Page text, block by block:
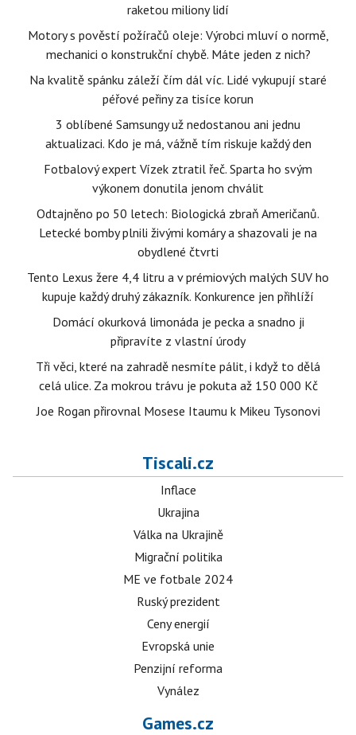
raketou miliony lidí
Motory s pověstí požíračů oleje: Výrobci mluví o normě,
mechanici o konstrukční chybě. Máte jeden z nich?
Na kvalitě spánku záleží čím dál víc. Lidé vykupují staré
péřové peřiny za tisíce korun
3 oblíbené Samsungy už nedostanou ani jednu
aktualizaci. Kdo je má, vážně tím riskuje každý den
Fotbalový expert Vízek ztratil řeč. Sparta ho svým
výkonem donutila jenom chválit
Odtajněno po 50 letech: Biologická zbraň Američanů.
Letecké bomby plnili živými komáry a shazovali je na
obydlené čtvrti
Tento Lexus žere 4,4 litru a v prémiových malých SUV ho
kupuje každý druhý zákazník. Konkurence jen přihlíží
Domácí okurková limonáda je pecka a snadno ji
připravíte z vlastní úrody
Tři věci, které na zahradě nesmíte pálit, i když to dělá
celá ulice. Za mokrou trávu je pokuta až 150 000 Kč
Joe Rogan přirovnal Mosese Itaumu k Mikeu Tysonovi
Tiscali.cz
Inflace
Ukrajina
Válka na Ukrajině
Migrační politika
ME ve fotbale 2024
Ruský prezident
Ceny energií
Evropská unie
Penzijní reforma
Vynález
Games.cz